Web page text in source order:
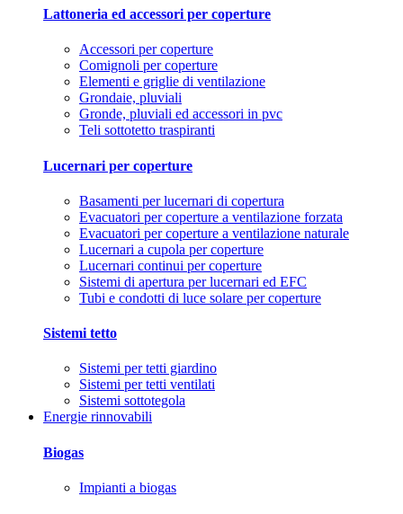
Lattoneria ed accessori per coperture
Accessori per coperture
Comignoli per coperture
Elementi e griglie di ventilazione
Grondaie, pluviali
Gronde, pluviali ed accessori in pvc
Teli sottotetto traspiranti
Lucernari per coperture
Basamenti per lucernari di copertura
Evacuatori per coperture a ventilazione forzata
Evacuatori per coperture a ventilazione naturale
Lucernari a cupola per coperture
Lucernari continui per coperture
Sistemi di apertura per lucernari ed EFC
Tubi e condotti di luce solare per coperture
Sistemi tetto
Sistemi per tetti giardino
Sistemi per tetti ventilati
Sistemi sottotegola
Energie rinnovabili
Biogas
Impianti a biogas